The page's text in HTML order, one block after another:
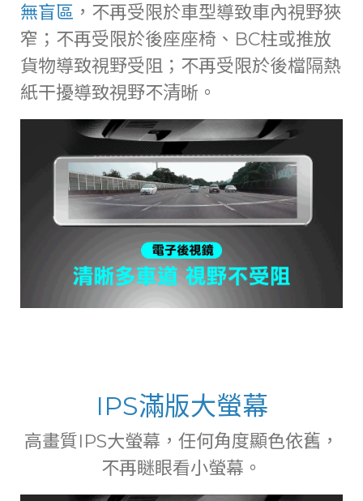
無盲區 ，不再受限於車型導致車內視野狹
窄；不再受限於後座座椅、BC柱或推放
貨物導致視野受阻；不再受限於後檔隔熱
紙干擾導致視野不清晰。
IPS滿版大螢幕
高畫質IPS大螢幕，任何角度顯色依舊，
不再瞇眼看小螢幕。